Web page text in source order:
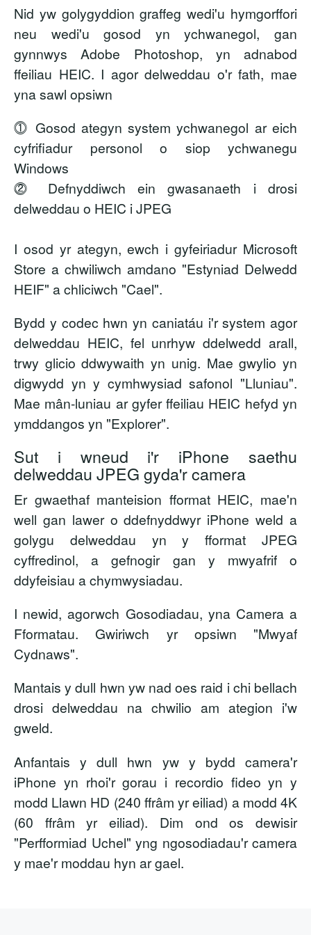
Nid yw golygyddion graffeg wedi'u hymgorffori
neu wedi'u gosod yn ychwanegol, gan
gynnwys Adobe Photoshop, yn adnabod
ffeiliau HEIC. I agor delweddau o'r fath, mae
yna sawl opsiwn
⓵ Gosod ategyn system ychwanegol ar eich
cyfrifiadur personol o siop ychwanegu
Windows
⓶ Defnyddiwch ein gwasanaeth i drosi
delweddau o HEIC i JPEG
I osod yr ategyn, ewch i gyfeiriadur Microsoft
Store a chwiliwch amdano "Estyniad Delwedd
HEIF" a chliciwch "Cael".
Bydd y codec hwn yn caniatáu i'r system agor
delweddau HEIC, fel unrhyw ddelwedd arall,
trwy glicio ddwywaith yn unig. Mae gwylio yn
digwydd yn y cymhwysiad safonol "Lluniau".
Mae mân-luniau ar gyfer ffeiliau HEIC hefyd yn
ymddangos yn "Explorer".
Sut i wneud i'r iPhone saethu
delweddau JPEG gyda'r camera
Er gwaethaf manteision fformat HEIC, mae'n
well gan lawer o ddefnyddwyr iPhone weld a
golygu delweddau yn y fformat JPEG
cyffredinol, a gefnogir gan y mwyafrif o
ddyfeisiau a chymwysiadau.
I newid, agorwch Gosodiadau, yna Camera a
Fformatau. Gwiriwch yr opsiwn "Mwyaf
Cydnaws".
Mantais y dull hwn yw nad oes raid i chi bellach
drosi delweddau na chwilio am ategion i'w
gweld.
Anfantais y dull hwn yw y bydd camera'r
iPhone yn rhoi'r gorau i recordio fideo yn y
modd Llawn HD (240 ffrâm yr eiliad) a modd 4K
(60 ffrâm yr eiliad). Dim ond os dewisir
"Perfformiad Uchel" yng ngosodiadau'r camera
y mae'r moddau hyn ar gael.